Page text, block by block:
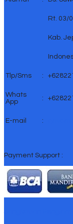
Rt. 03/
Kab.
Tlp/Sms :
Whats
App
:
E-mail :
Payment Support :